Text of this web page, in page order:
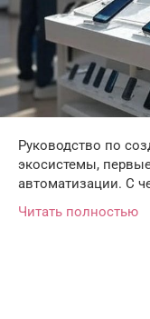
Руководство по
экосистемы,
автоматизации. С
Читать полностью